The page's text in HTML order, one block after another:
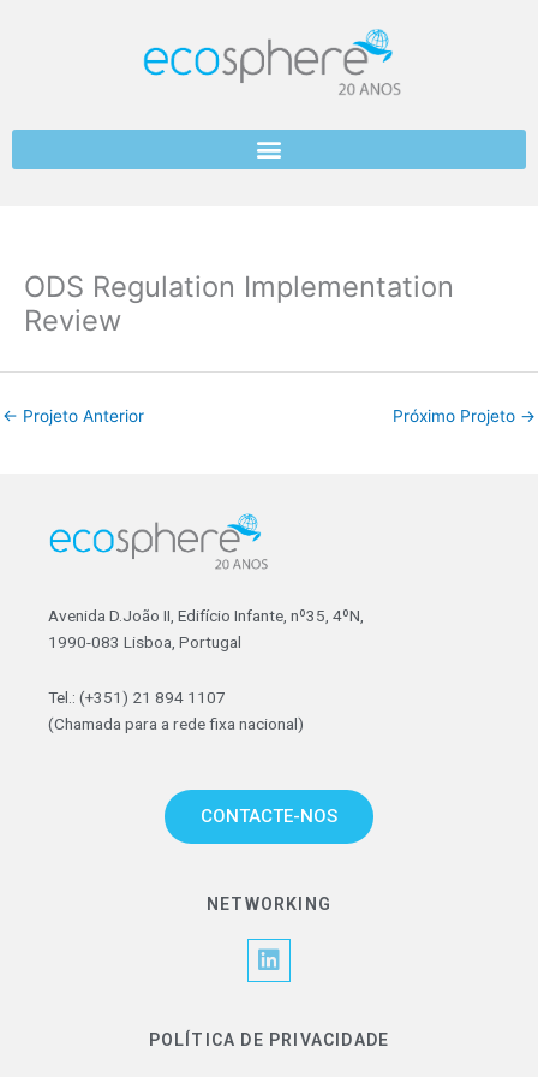
ODS Regulation Implementation
Review
← Projeto Anterior Próximo Projeto →
Avenida D.João II, Edifício Infante, nº35, 4ºN,
1990-083 Lisboa, Portugal
Tel.: (+351) 21 894 1107
(Chamada para a rede fixa nacional)
CONTACTE-NOS
NETWORKING
L
i
e
POLÍTICA DE PRIVACIDADE